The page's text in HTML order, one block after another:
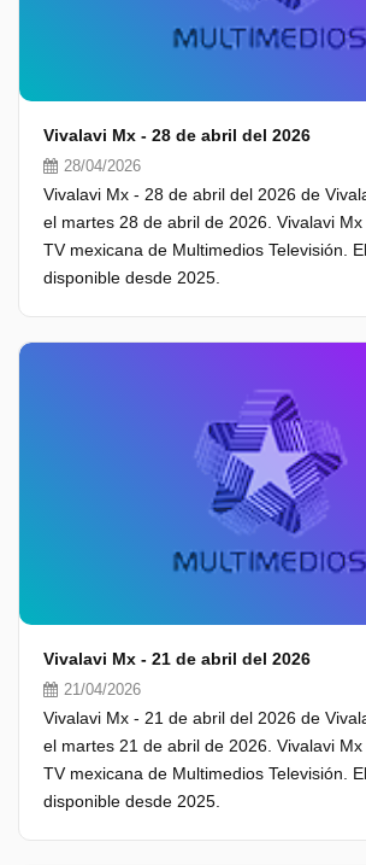
Vivalavi Mx - 28 de abril del 2026
28/04/2026
Vivalavi Mx - 28 de abril del 2026 de
el martes 28 de abril de 2026. Vivalavi
TV mexicana de Multimedios Televisión.
disponible desde 2025.
Vivalavi Mx - 21 de abril del 2026
21/04/2026
Vivalavi Mx - 21 de abril del 2026 de
el martes 21 de abril de 2026. Vivalavi
TV mexicana de Multimedios Televisión.
disponible desde 2025.